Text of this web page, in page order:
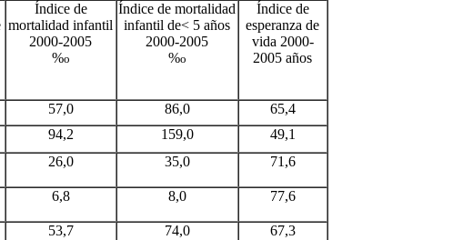
Índice de
mortalidad infantil
2000-2005
%o
Índice de mortalidad
infantil de< 5 años
2000-2005
%o
Índice de
esperanza de
vida 2000-
2005 años
57,0 86,0
65,4
94,2 159,0
49,1
26,0 35,0 71,6
6,8 8,0 77,6
53,7 74,0
67,3